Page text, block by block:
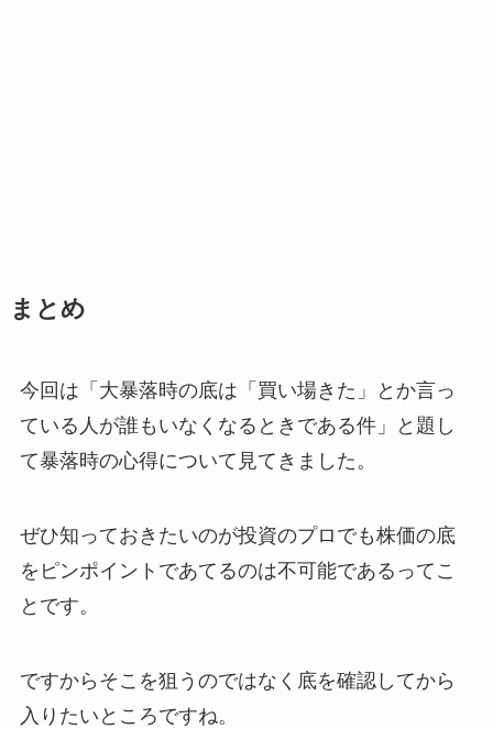
まとめ
今回は「大暴落時の底は「買い場きた」とか言っ
ている人が誰もいなくなるときである件」と題し
て暴落時の心得について見てきました。
ぜひ知っておきたいのが投資のプロでも株価の底
をピンポイントであてるのは不可能であるってこ
とです。
ですからそこを狙うのではなく底を確認してから
入りたいところですね。